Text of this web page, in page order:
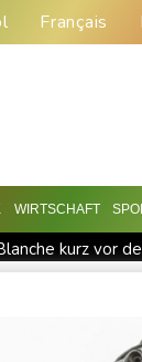
Français
WIRTSCHAFT
kurz vor
den Druck